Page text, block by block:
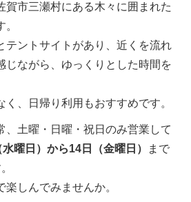
賀市三瀬村にある木々に囲まれた
テントサイトがあり、近くを流れ
じながら、ゆっくりとした時間を
、日帰り利用もおすすめです。
、土曜・日曜・祝日のみ営業して
曜日）から14日（金曜日）
まで
しんでみませんか。